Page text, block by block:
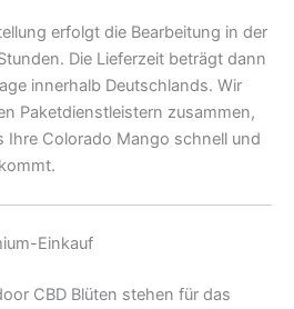
erfolgt die Bearbeitung in der
Die Lieferzeit beträgt dann
innerhalb Deutschlands. Wir
Paketdienstleistern zusammen,
Ihre Colorado Mango schnell und
Einkauf
CBD Blüten stehen für das